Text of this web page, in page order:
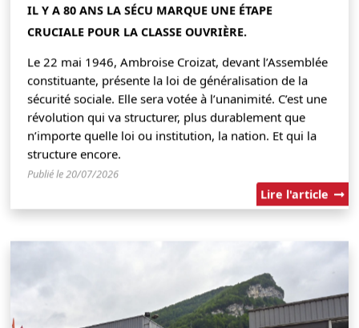
IL Y A 80 ANS LA SÉCU MARQUE UNE ÉTAPE
CRUCIALE POUR LA CLASSE OUVRIÈRE.
Le 22 mai 1946, Ambroise Croizat, devant l’Assemblée
constituante, présente la loi de généralisation de la
sécurité sociale. Elle sera votée à l’unanimité. C’est une
révolution qui va structurer, plus durablement que
n’importe quelle loi ou institution, la nation. Et qui la
structure encore.
Publié le 20/07/2026
Lire l'article